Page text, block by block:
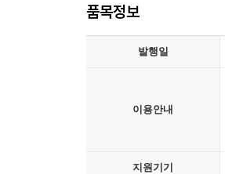
품목정보
발행일
이용안내
지원기기